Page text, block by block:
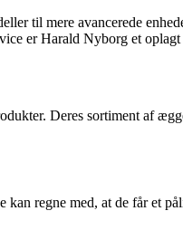
til mere avancerede
er Harald Nyborg et
Deres sortiment af
regne med, at de får et